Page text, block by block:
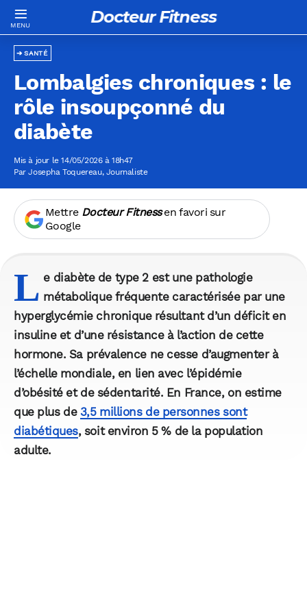
Docteur Fitness
SANTÉ
Lombalgies chroniques : le
rôle insoupçonné du
diabète
Mis à jour le 14/05/2026 à 18h47
ParJosepha Toquereau, Journaliste
Mettre Docteur Fitnessen favori sur
Google
L e diabète de type 2 est une pathologie
métabolique fréquente caractérisée par une
hyperglycémie chronique résultant d’un déficit en
insuline et d’une résistance à l’action de cette
hormone. Sa prévalence ne cesse d’augmenter à
l’échelle mondiale, en lien avec l’épidémie
d’obésité et de sédentarité. En France, on estime
que plus de 3,5 millions de personnes sont
diabétiques, soit environ 5 % de la population
adulte.